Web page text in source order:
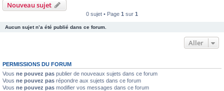
Nouveau sujet
0 sujet • Page 1 sur 1
Aucun sujet n’a été publié dans ce forum.
Aller
PERMISSIONS DU FORUM
Vous ne pouvez pas publier de nouveaux sujets dans ce forum
Vous ne pouvez pas répondre aux sujets dans ce forum
Vous ne pouvez pas modifier vos messages dans ce forum